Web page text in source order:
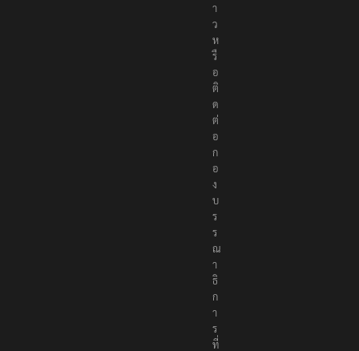
า
ว
ห
รื
อ
ติ
ด
ต่
อ
ก
อ
ง
บ
ร
ร
ณ
า
ธิ
ก
า
ร
ที่